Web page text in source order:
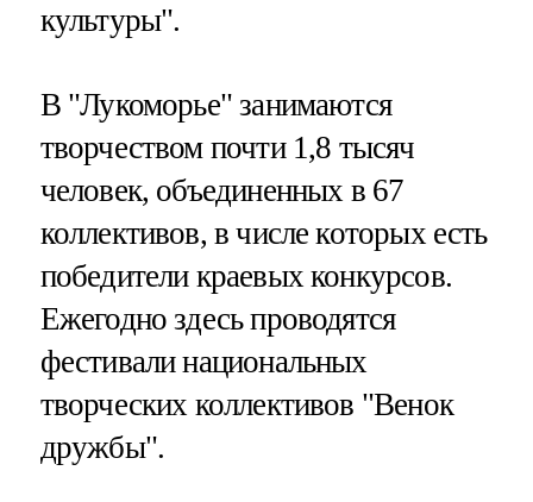
культуры".
В "Лукоморье" занимаются
творчеством почти 1,8 тысяч
человек, объединенных в 67
коллективов, в числе которых есть
победители краевых конкурсов.
Ежегодно здесь проводятся
фестивали национальных
творческих коллективов "Венок
дружбы".